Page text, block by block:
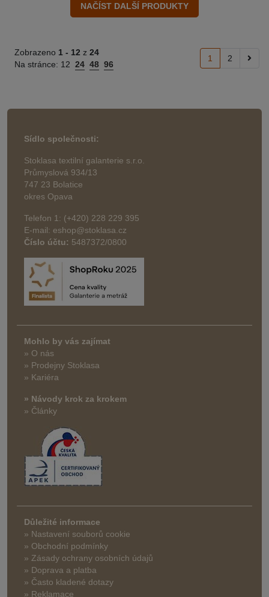
Zobrazeno 1 - 12 z 24
Na stránce: 12 24 48 96
1 2
Sídlo společnosti:
Stoklasa textilní galanterie s.r.o.
Průmyslová 934/13
747 23 Bolatice
okres Opava
Telefon 1: (+420) 228 229 395
E-mail: eshop@stoklasa.cz
Číslo účtu: 5487372/0800
Mohlo by vás zajímat
» O nás
» Prodejny Stoklasa
» Kariéra
» Návody krok za krokem
» Články
Důležité informace
» Nastavení souborů cookie
» Obchodní podmínky
» Zásady ochrany osobních údajů
» Doprava a platba
» Často kladené dotazy
» Reklamace